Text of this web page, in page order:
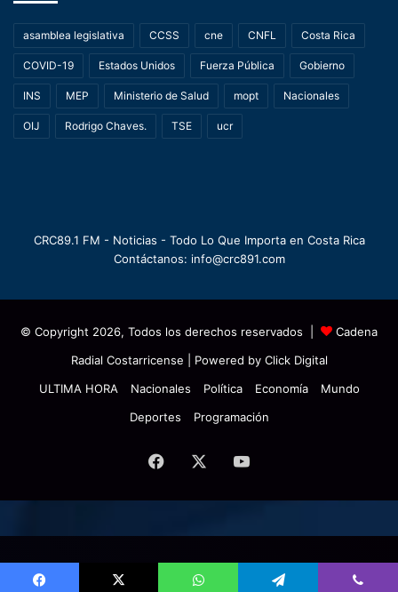
asamblea legislativa CCSS cne CNFL Costa Rica
COVID-19 Estados Unidos Fuerza Pública Gobierno
INS MEP Ministerio de Salud mopt Nacionales
OIJ Rodrigo Chaves. TSE ucr
CRC89.1 FM - Noticias - Todo Lo Que Importa en Costa Rica
Contáctanos: info@crc891.com
© Copyright 2026, Todos los derechos reservados |
Cadena
Radial Costarricense | Powered by Click Digital
ULTIMA HORA
Nacionales Política Economía
Mundo
Deportes
Programación
Facebook YouTube